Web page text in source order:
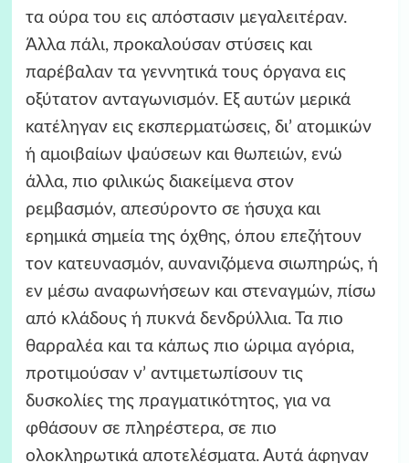
τα ούρα του εις απόστασιν μεγαλειτέραν.
Άλλα πάλι, προκαλούσαν στύσεις και
παρέβαλαν τα γεννητικά τους όργανα εις
οξύτατον ανταγωνισμόν. Εξ αυτών μερικά
κατέληγαν εις εκσπερματώσεις, δι’ ατομικών
ή αμοιβαίων ψαύσεων και θωπειών, ενώ
άλλα, πιο φιλικώς διακείμενα στον
ρεμβασμόν, απεσύροντο σε ήσυχα και
ερημικά σημεία της όχθης, όπου επεζήτουν
τον κατευνασμόν, αυνανιζόμενα σιωπηρώς, ή
εν μέσω αναφωνήσεων και στεναγμών, πίσω
από κλάδους ή πυκνά δενδρύλλια. Τα πιο
θαρραλέα και τα κάπως πιο ώριμα αγόρια,
προτιμούσαν ν’ αντιμετωπίσουν τις
δυσκολίες της πραγματικότητος, για να
φθάσουν σε πληρέστερα, σε πιο
ολοκληρωτικά αποτελέσματα. Αυτά άφηναν